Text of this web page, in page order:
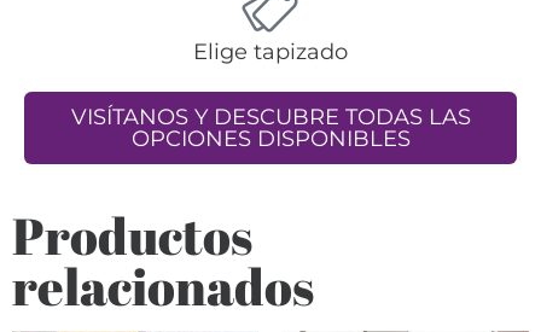
Elige tapizado
VISÍTANOS Y DESCUBRE TODAS LAS
OPCIONES DISPONIBLES
Productos
relacionados